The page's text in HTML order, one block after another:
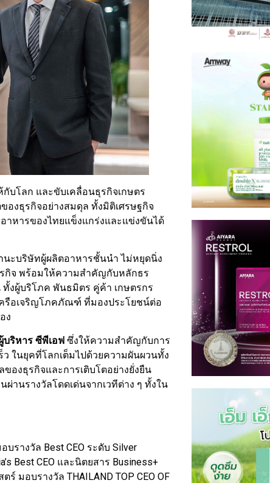
บโลก และขับเคลื่อนธุรกิจเกษตร
องธุรกิจอย่างสมดุล ทั้งมิติเศรษฐกิจ
หารของไทยแข็งแกร่งและแข่งขันได้
นะบริษัทผู้ผลิตอาหารชั้นนำ ไม่หยุดนิ่ง
กิจ พร้อมให้ความสำคัญกับหลักธร
งผู้บริโภค พันธมิตร คู่ค้า เกษตรกร
รือเจริญโภคภัณฑ์ ที่มองประโยชน์ต่อ
ง
ริหาร ซีพีเอฟ ซึ่งให้ความสำคัญกับการ
ว ในยุคที่โลกเต็มไปด้วยความผันผวนทั้ง
องธุรกิจและการเติบโตอย่างยั่งยืน
านรางวัลโดดเด่นจากเวทีต่าง ๆ ทั้งใน
รางวัล Best CEO ระดับ Silver
Best CEO และนิตยสาร Business+
อบรางวัล THAILAND TOP CEO OF